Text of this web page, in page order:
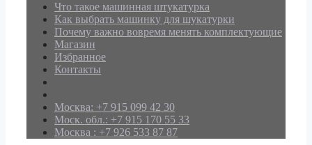
Что такое машинная штукатурка
Как выбрать машинку для шукатурки
Почему важно вовремя менять комплектующие
Магазин
Избранное
Контакты
Москва: +7 915 099 42 30
Моск. обл.: +7 915 170 55 33
Москва : +7 926 533 87 87